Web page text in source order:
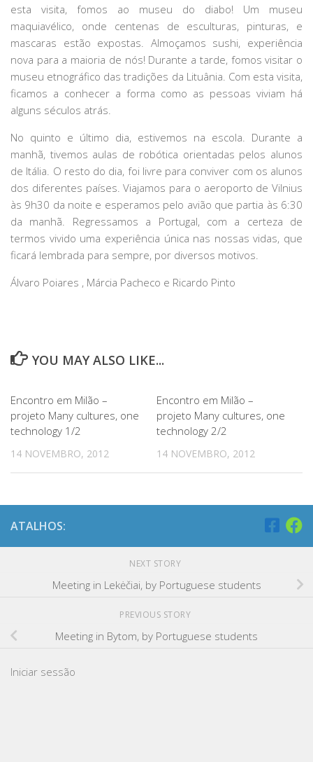
esta visita, fomos ao museu do diabo! Um museu
maquiavélico, onde centenas de esculturas, pinturas, e
mascaras estão expostas. Almoçamos sushi, experiência
nova para a maioria de nós! Durante a tarde, fomos visitar o
museu etnográfico das tradições da Lituânia. Com esta visita,
ficamos a conhecer a forma como as pessoas viviam há
alguns séculos atrás.
No quinto e último dia, estivemos na escola. Durante a
manhã, tivemos aulas de robótica orientadas pelos alunos
de Itália. O resto do dia, foi livre para conviver com os alunos
dos diferentes países. Viajamos para o aeroporto de Vilnius
às 9h30 da noite e esperamos pelo avião que partia às 6:30
da manhã. Regressamos a Portugal, com a certeza de
termos vivido uma experiência única nas nossas vidas, que
ficará lembrada para sempre, por diversos motivos.
Álvaro Poiares , Márcia Pacheco e Ricardo Pinto
YOU MAY ALSO LIKE...
Encontro em Milão –
projeto Many cultures, one
technology 1/2
14 NOVEMBRO, 2012
Encontro em Milão –
projeto Many cultures, one
technology 2/2
14 NOVEMBRO, 2012
ATALHOS:
NEXT STORY
Meeting in Lekėčiai, by Portuguese students
PREVIOUS STORY
Meeting in Bytom, by Portuguese students
Iniciar sessão